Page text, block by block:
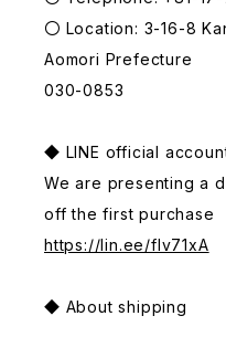
〇 Location: 3-16-8
Aomori Prefecture
030-0853
◆ LINE official
We are presenting a
off the first purchase
https://lin.ee/fIv71xA
◆ About shipping